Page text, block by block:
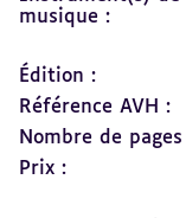
musique :
Édition :
Référence AVH :
Nombre de
Prix :